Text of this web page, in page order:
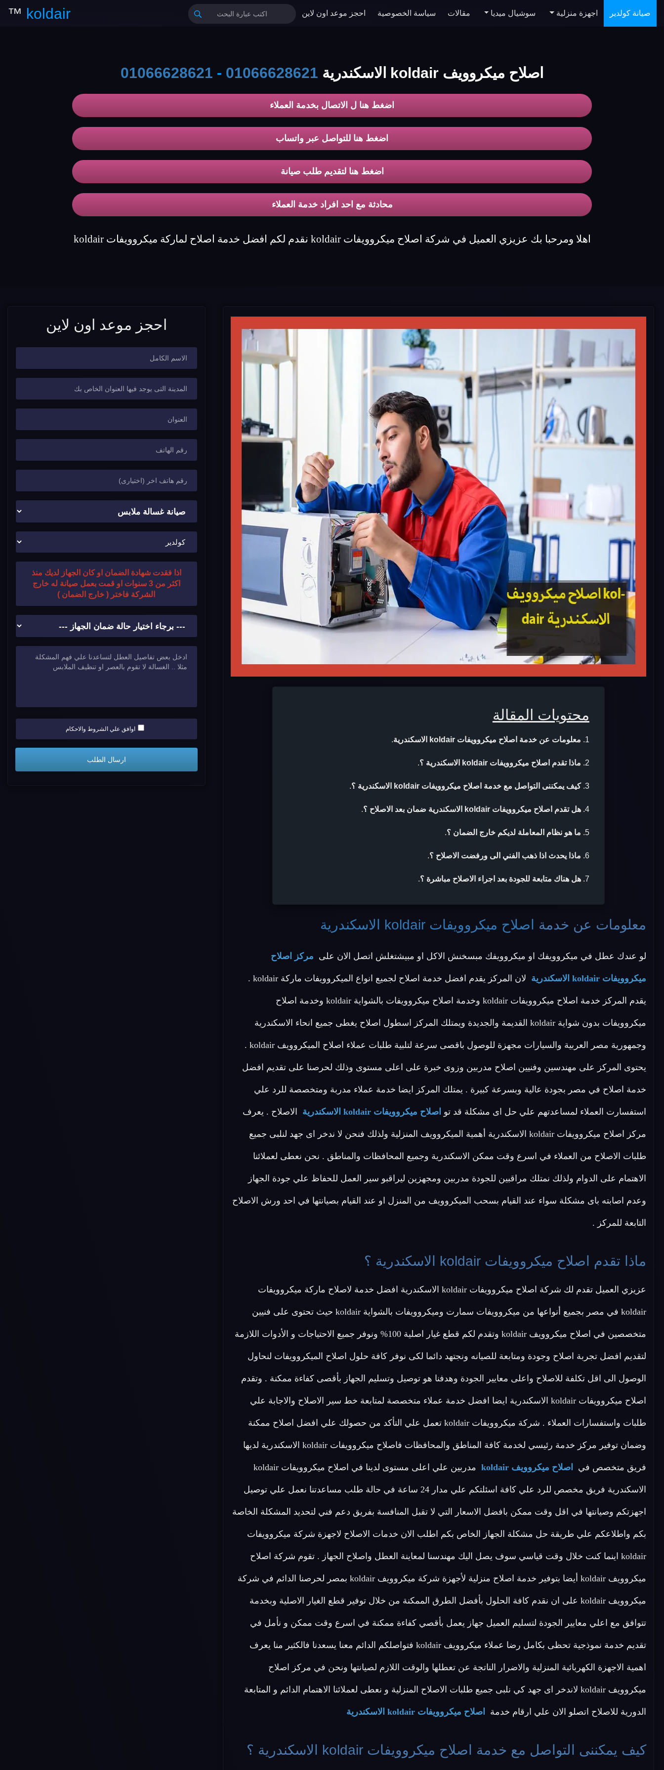
koldair
™ صيانة كولدير اجهزة منزلية سوشيال ميديا مقالات سياسة الخصوصية احجز موعد اون لاين
اصلاح ميكروويف koldair الاسكندرية 01066628621
-
01066628621
اضغط هنا ل الاتصال بخدمة العملاء
اضغط هنا للتواصل عبر واتساب
اضغط هنا لتقديم طلب صيانة
محادثة مع احد افراد خدمة العملاء
اهلا ومرحبا بك عزيزي العميل في شركة اصلاح ميكروويفات koldair نقدم لكم افضل خدمة اصلاح لماركة ميكروويفات koldair
محتويات المقالة
معلومات عن خدمة اصلاح ميكروويفات koldair الاسكندرية .
ماذا تقدم اصلاح ميكروويفات koldair الاسكندرية ؟ .
كيف يمكننى التواصل مع خدمة اصلاح ميكروويفات koldair الاسكندرية ؟ .
هل تقدم اصلاح ميكروويفات koldair الاسكندرية ضمان بعد الاصلاح ؟ .
ما هو نظام المعاملة لديكم خارج الضمان ؟.
ماذا يحدث اذا ذهب الفني الى ورفضت الاصلاح ؟.
هل هناك متابعة للجودة بعد اجراء الاصلاح مباشرة ؟.
معلومات عن خدمة اصلاح ميكروويفات koldair الاسكندرية
لو عندك عطل في ميكروويفك او ميكروويفك مبسخنش الاكل او مبيشتغلش اتصل الان على مركز اصلاح
ميكروويفات koldair الاسكندرية لان المركز يقدم افضل خدمة اصلاح لجميع انواع الميكروويفات ماركة koldair .
يقدم المركز خدمة اصلاح ميكروويفات koldair وخدمة اصلاح ميكروويفات بالشواية koldair وخدمة اصلاح
ميكروويفات بدون شواية koldair القديمة والجديدة ويمتلك المركز اسطول اصلاح يغطى جميع انحاء الاسكندرية
وجمهورية مصر العربية والسيارات مجهزة للوصول باقصى سرعة لتلبية طلبات عملاء اصلاح الميكروويف koldair .
يحتوى المركز على مهندسين وفنيين اصلاح مدربين وزوى خبرة على اعلى مستوى وذلك لحرصنا على تقديم افضل
خدمة اصلاح في مصر بجودة عالية وبسرعة كبيرة . يمتلك المركز ايضا خدمة عملاء مدربة ومتخصصة للرد علي
استفسارت العملاء لمساعدتهم علي حل اى مشكلة قد تو اصلاح ميكروويفات koldair الاسكندرية الاصلاح . يعرف
مركز اصلاح ميكروويفات koldair الاسكندرية أهمية الميكروويف المنزلية ولذلك فنحن لا ندخر اى جهد لنلبى جميع
طلبات الاصلاح من العملاء في اسرع وقت ممكن الاسكندرية وجميع المحافظات والمناطق . نحن نعطى لعملائنا
الاهتمام على الدوام ولذلك نمتلك مراقبين للجودة مدربين ومجهزين ليراقبو سير العمل للحفاظ علي جودة الجهاز
وعدم اصابته باى مشكلة سواء عند القيام بسحب الميكروويف من المنزل او عند القيام بصيانتها في احد ورش الاصلاح
التابعة للمركز .
ماذا تقدم اصلاح ميكروويفات koldair الاسكندرية ؟
عزيزي العميل تقدم لك شركة اصلاح ميكروويفات koldair الاسكندرية افضل خدمة لاصلاح ماركة ميكروويفات
koldair في مصر بجميع أنواعها من ميكروويفات سمارت وميكروويفات بالشواية koldair حيث تحتوى على فنيين
متخصصين في اصلاح ميكروويف koldair وتقدم لكم قطع غيار اصلية 100% ونوفر جميع الاحتياجات و الأدوات اللازمة
لتقديم افضل تجربة اصلاح وجودة ومتابعة للصيانه ونجتهد دائما لكى نوفر كافة حلول اصلاح الميكروويفات لنحاول
الوصول الى اقل تكلفة للاصلاح واعلى معايير الجودة وهدفنا هو توصيل وتسليم الجهاز بأقصى كفاءة ممكنة . وتقدم
اصلاح ميكروويفات koldair الاسكندرية ايضا افضل خدمة عملاء متخصصة لمتابعة خط سير الاصلاح والاجابة علي
طلبات واستفسارات العملاء . شركة ميكروويفات koldair تعمل علي التأكد من حصولك علي افضل اصلاح ممكنة
وضمان توفير مركز خدمة رئيسي لخدمة كافة المناطق والمحافظات فاصلاح ميكروويفات koldair الاسكندرية لديها
فريق متخصص في اصلاح ميكروويف koldair مدربين علي اعلى مستوى لدينا في اصلاح ميكروويفات koldair
الاسكندرية فريق مخصص للرد علي كافة اسئلتكم علي مدار 24 ساعة في حالة طلب مساعدتنا نعمل علي توصيل
اجهزتكم وصيانتها في اقل وقت ممكن بافضل الاسعار التي لا تقبل المنافسة بفريق دعم فني لتحديد المشكلة الخاصة
بكم واطلاعكم علي طريقة حل مشكلة الجهاز الخاص بكم اطلب الان خدمات الاصلاح لاجهزة شركة ميكروويفات
koldair اينما كنت خلال وقت قياسي سوف يصل اليك مهندسنا لمعاينة العطل واصلاح الجهاز . تقوم شركة اصلاح
ميكروويف koldair أيضا بتوفير خدمة اصلاح منزلية لأجهزة شركة ميكروويف koldair بمصر لحرصنا الدائم في شركة
ميكروويف koldair على ان نقدم كافة الحلول بأفضل الطرق الممكنة من خلال توفير قطع الغيار الاصلية وبخدمة
تتوافق مع اعلي معايير الجودة لتسليم العميل جهاز يعمل بأقصي كفاءة ممكنة في اسرع وقت ممكن و نأمل في
تقديم خدمة نموذجية تحظى بكامل رضا عملاء ميكروويف koldair فتواصلكم الدائم معنا يسعدنا فالكثير منا يعرف
اهمية الاجهزة الكهربائية المنزلية والاضرار الناتجة عن تعطلها والوقت اللازم لصيانتها ونحن في مركز اصلاح
ميكروويف koldair لاندخر اى جهد كي نلبى جميع طلبات الاصلاح المنزلية و نعطى لعملائنا الاهتمام الدائم و المتابعة
الدورية للاصلاح اتصلو الان علي ارقام خدمة اصلاح ميكروويفات koldair الاسكندرية
كيف يمكننى التواصل مع خدمة اصلاح ميكروويفات koldair الاسكندرية ؟
احجز موعد اون لاين
اذا فقدت شهادة الضمان او كان الجهاز لديك منذ
اكثر من 3 سنوات او قمت بعمل صيانة له خارج
الشركة فاختر ( خارج الضمان )
اوافق علي الشروط والاحكام